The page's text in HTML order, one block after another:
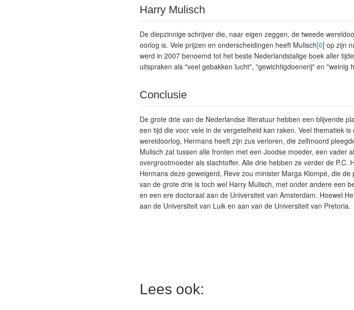
Harry Mulisch
De diepzinnige schrijver die, naar eigen zeggen, de tweede
oorlog is. Vele prijzen en onderscheidingen heeft Mulisch[6] op zijn
werd in 2007 benoemd tot het beste Nederlandstalige boek aller
uitspraken als "veel gebakken lucht", "gewichtigdoenerij" en "weinig
Conclusie
De grote drie van de Nederlandse literatuur hebben een blijvende
een tijd die voor vele in de vergetelheid kan raken. Veel thematiek
wereldoorlog, Hermans heeft zijn zus verloren, die zelfmoord
Mulisch zat tussen alle fronten met een Joodse moeder, een vader
overgrootmoeder als slachtoffer. Alle drie hebben ze verder de
Hermans deze geweigerd, Reve zou minister Marga Klompé, die
van de grote drie is toch wel Harry Mulisch, met onder andere een
en een ere doctoraal aan de Universiteit van Amsterdam. Hoewel
aan de Universiteit van Luik en aan van de Universiteit van Pretoria.
Lees ook: